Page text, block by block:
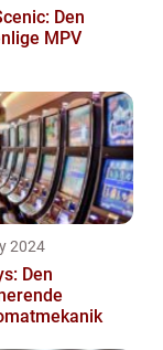
Den
MPV
2024
Den